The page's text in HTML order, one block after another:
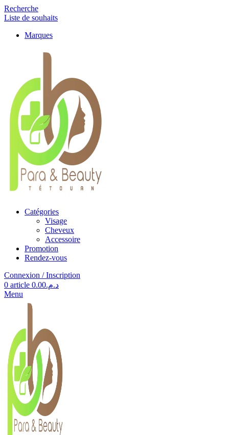
Recherche
Liste de souhaits
Marques
Catégories
Visage
Cheveux
Accessoire
Promotion
Rendez-vous
Connexion / Inscription
0 article د.م.0.00
Menu